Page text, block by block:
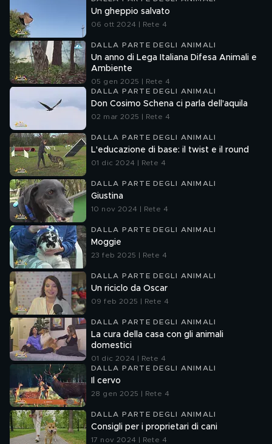
Un gheppio salvato
06 ott 2024 | Rete 4
DALLA PARTE DEGLI ANIMALI
Un anno di Lega Italiana Difesa Animali e
Ambiente
05 gen 2025 | Rete 4
DALLA PARTE DEGLI ANIMALI
Don Cosimo Schena ci parla dell'aquila
02 mar 2025 | Rete 4
DALLA PARTE DEGLI ANIMALI
L'educazione di base: il twist e il round
01 dic 2024 | Rete 4
DALLA PARTE DEGLI ANIMALI
Giustina
10 nov 2024 | Rete 4
DALLA PARTE DEGLI ANIMALI
Moggie
23 feb 2025 | Rete 4
DALLA PARTE DEGLI ANIMALI
Un riciclo da Oscar
09 feb 2025 | Rete 4
DALLA PARTE DEGLI ANIMALI
La cura della casa con gli animali
domestici
01 dic 2024 | Rete 4
DALLA PARTE DEGLI ANIMALI
Il cervo
28 gen 2025 | Rete 4
DALLA PARTE DEGLI ANIMALI
Consigli per i proprietari di cani
17 nov 2024 | Rete 4